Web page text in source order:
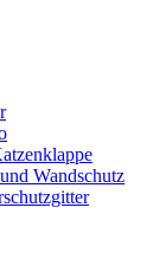
Wandschutz